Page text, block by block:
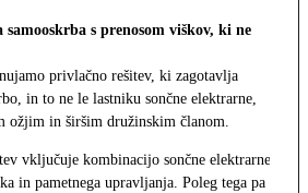
samooskrba s prenosom viškov, ki ne
privlačno rešitev, ki zagotavlja
in to ne le lastniku sončne elektrarne,
ožjim in širšim družinskim članom.
vključuje kombinacijo sončne elektrarne,
in pametnega upravljanja. Poleg tega pa